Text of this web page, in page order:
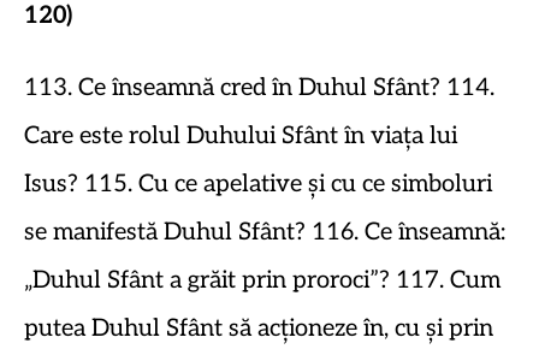
120)
113. Ce înseamnă cred în Duhul Sfânt? 114.
Care este rolul Duhului Sfânt în viața lui
Isus? 115. Cu ce apelative și cu ce simboluri
se manifestă Duhul Sfânt? 116. Ce înseamnă:
„Duhul Sfânt a grăit prin proroci”? 117. Cum
putea Duhul Sfânt să acționeze în, cu și prin